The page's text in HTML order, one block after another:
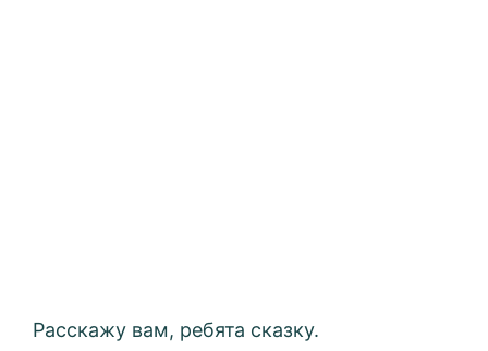
Расскажу вам, ребята сказку.